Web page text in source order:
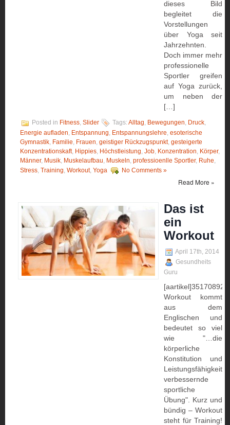
dieses Bild
begleitet die
Vorstellungen
über Yoga seit
Jahrzehnten.
Doch immer mehr
professionelle
Sportler greifen
auf Yoga zurück,
um neben der
[…]
Posted in Fitness, Slider Tags: Alltag, Bewegungen, Druck,
Energie aufladen Entspannung Entspannungslehre esoterische
Gymnastik Familie Frauen geistiger Rückzugspunkt, gesteigerte
Konzentrationskaft, Hippies Höchstleistung Job Konzentration Körper,
Männer, Musik Muskelaufbau Muskeln professioenlle Sportler, Ruhe
Stress, Training, Workout, Yoga No Comments »
Read More »
Das ist
ein
Workout
April 17th, 2014
Gesundheits
Guru
Workout kommt
aus dem
Englischen und
bedeutet so viel
wie "…die
körperliche
Konstitution und
Leistungsfähigkeit
verbessernde
sportliche
Übung". Kurz und
bündig – Workout
steht für Training!